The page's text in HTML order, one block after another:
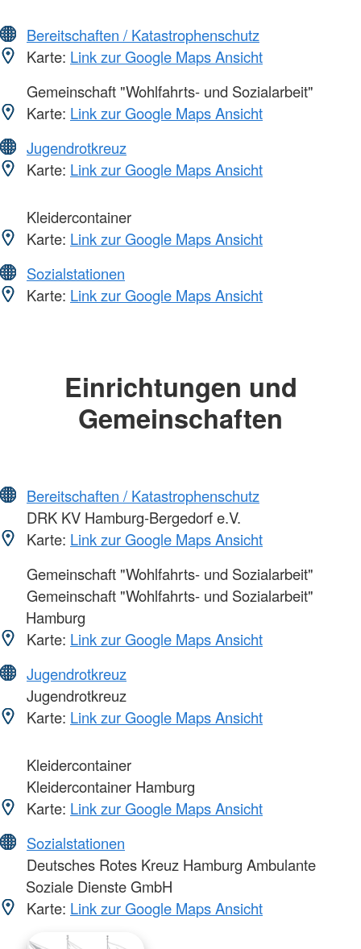
Bereitschaften / Katastrophenschutz
Karte: Link zur Google Maps Ansicht
Gemeinschaft "Wohlfahrts- und Sozialarbeit"
Karte: Link zur Google Maps Ansicht
Jugendrotkreuz
Karte: Link zur Google Maps Ansicht
Kleidercontainer
Karte: Link zur Google Maps Ansicht
Sozialstationen
Karte: Link zur Google Maps Ansicht
Einrichtungen und
Gemeinschaften
Bereitschaften / Katastrophenschutz
DRK KV Hamburg-Bergedorf e.V.
Karte: Link zur Google Maps Ansicht
Gemeinschaft "Wohlfahrts- und Sozialarbeit"
Gemeinschaft "Wohlfahrts- und Sozialarbeit"
Hamburg
Karte: Link zur Google Maps Ansicht
Jugendrotkreuz
Jugendrotkreuz
Karte: Link zur Google Maps Ansicht
Kleidercontainer
Kleidercontainer Hamburg
Karte: Link zur Google Maps Ansicht
Sozialstationen
Deutsches Rotes Kreuz Hamburg Ambulante
Soziale Dienste GmbH
Karte: Link zur Google Maps Ansicht